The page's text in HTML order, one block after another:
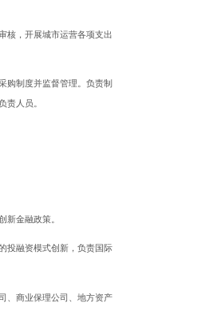
核，开展城市运营各项支出
购制度并监督管理。负责制
责人员。
新金融政策。
投融资模式创新，负责国际
、商业保理公司、地方资产